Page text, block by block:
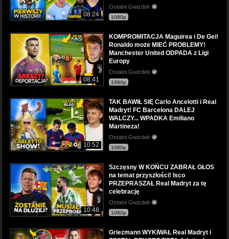
08:24
Ostatni Gwizdek
1080p
08:41
KOMPROMITACJA Maguirea i De Gei!
Ronaldo może MIEĆ PROBLEMY!
Manchester United ODPADA z Ligi
Europy
Ostatni Gwizdek
1080p
10:52
TAK BAWIŁ SIĘ Carlo Ancelotti i Real
Madryt! FC Barcelona DALEJ
WALCZY... WPADKA Emiliano
Martineza!
Ostatni Gwizdek
1080p
10:48
Szczęsny W KOŃCU ZABRAŁ GŁOS
na temat przyszłości! Isco
PRZEPRASZAŁ Real Madryt za tę
celebrację
Ostatni Gwizdek
1080p
Griezmann WYKIWAŁ Real Madryt i